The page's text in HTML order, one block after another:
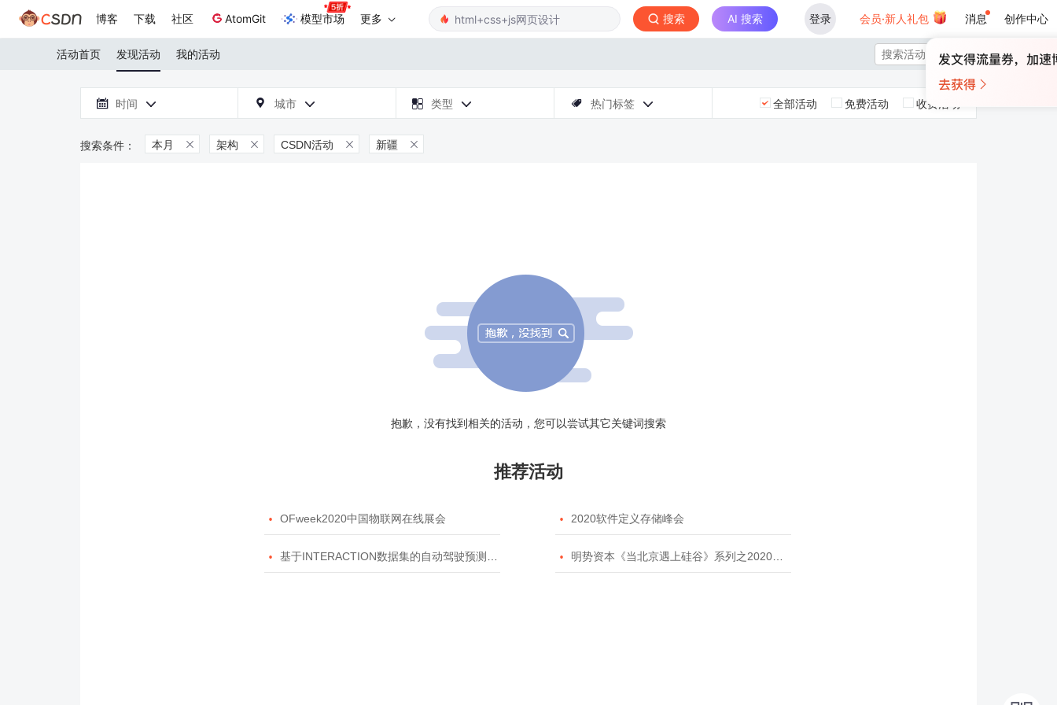
博客 下载 社区 AtomGit 模型市场 更多 搜索 AI 搜索 登录 会员·新人礼包 消息 创作中心
活动首页 发现活动 我的活动 
 时间   城市   类型   热门标签  全部活动 免费活动 收费活动
本月  架构  CSDN活动  新疆 
抱歉，没有找到相关的活动，您可以尝试其它关键词搜索
推荐活动
 OFweek2020中国物联网在线展会  2020软件定义存储峰会
 基于INTERACTION数据集的自动驾驶预测模型挑战赛  明势资本《当北京遇上硅谷》系列之2020年度开源峰会